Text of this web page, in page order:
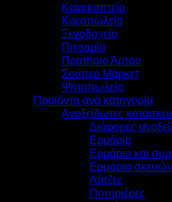
Καφεκοπτείο
Κρεοπωλείο
Ξενοδοχείο
Πιτσαρία
Πρατήριο Άρτου
Σούπερ Μάρκετ
Ψητοπωλείο
Προϊόντα ανά κατηγορία
Ανοξείδωτες
Διάφορες
Ερμάρια
Ερμάρια και
Ερμάρια σκευών
Λάτζες
Ποτηριέρες